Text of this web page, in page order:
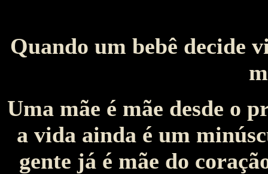
Quando um bebê decide
Uma mãe é mãe desde o
a vida ainda é um
gente já é mãe do